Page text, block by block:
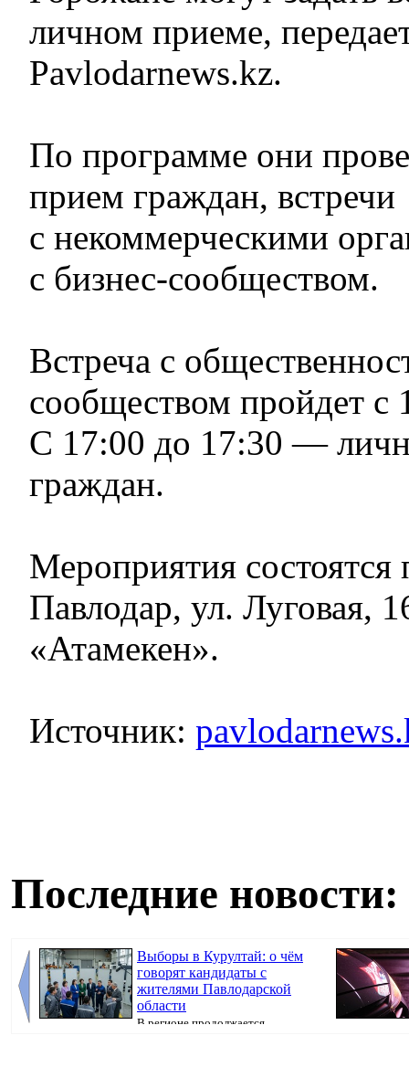
личном приеме,
Pavlodarnews.kz.
По программе они
прием граждан, встречи
с некоммерческими
с бизнес-сообществом.
Встреча с
сообществом пройдет с
С 17:00 до 17:30 —
граждан.
Мероприятия состоятся
Павлодар, ул. Луговая,
«Атамекен».
Источник:
Последние новости:
Выборы в Курултай: о чём
говорят кандидаты с
жителями Павлодарской
области
В регионе продолжается